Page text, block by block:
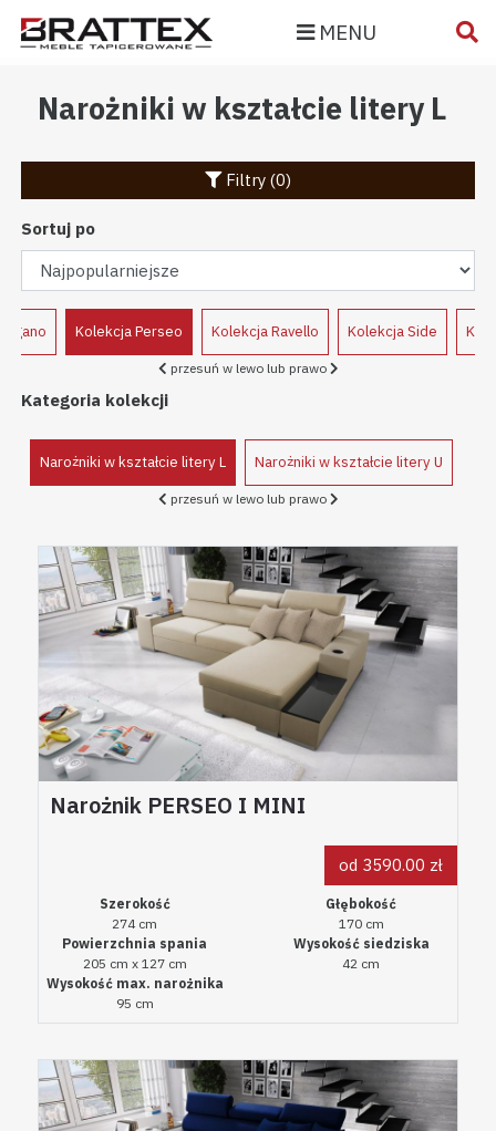
MENU
Narożniki w kształcie litery L
Filtry (0)
Sortuj po
Kolekcja Perseo Kolekcja Ravello Kolekcja Side
przesuń w lewo lub prawo
Kategoria kolekcji
Narożniki w kształcie litery L Narożniki w kształcie litery U
przesuń w lewo lub prawo
Narożnik PERSEO I MINI
od 3590.00 zł
Szerokość
274 cm
Głębokość
170 cm
Powierzchnia spania
205 cm x 127 cm
Wysokość siedziska
42 cm
Wysokość max. narożnika
95 cm